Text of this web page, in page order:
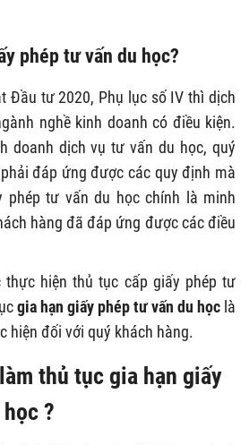
phép tư vấn du học?
Đầu tư 2020, Phụ lục số IV thì dịch
nghề kinh doanh có điều kiện.
doanh dịch vụ tư vấn du học, quý
đáp ứng được các quy định mà
phép tư vấn du học chính là minh
hàng đã đáp ứng được các điều
thực hiện thủ tục cấp giấy phép tư
gia hạn giấy phép tư vấn du học là
hiện đối với quý khách hàng.
thủ tục gia hạn giấy
?